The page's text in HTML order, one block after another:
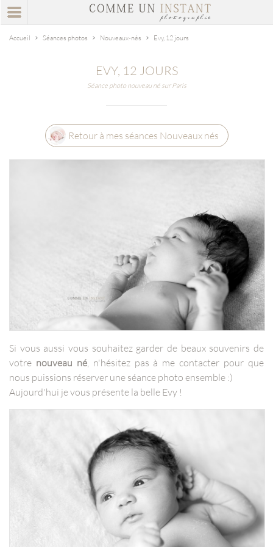
Accueil Séances photos Nouveaux-nés Evy, 12 jours
EVY, 12 JOURS
Séance photo nouveau né sur Paris
Retour à mes séances Nouveaux nés
Si vous aussi vous souhaitez garder de beaux souvenirs de
votre nouveau né, n'hésitez pas à me contacter pour que
nous puissions réserver une séance photo ensemble :)
Aujourd'hui je vous présente la belle Evy !